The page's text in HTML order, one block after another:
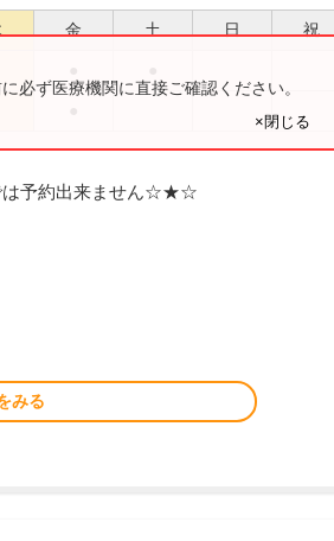
金 土 日 祝
必ず医療機関に直接ご確認ください。
×閉じる
は予約出来ません☆★☆
みる